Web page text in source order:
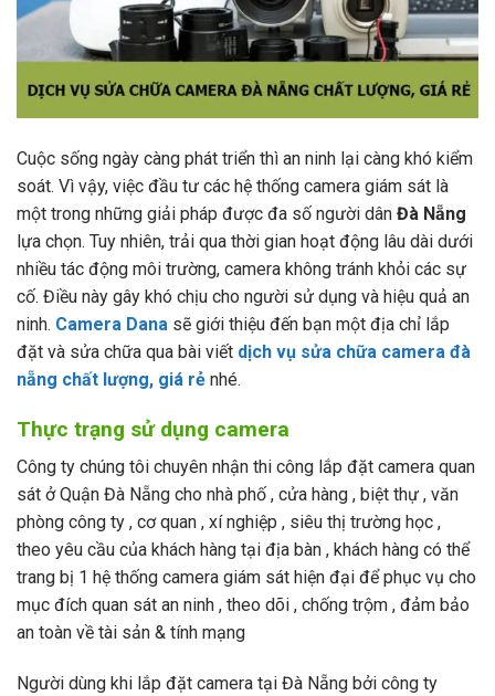
Cuộc sống ngày càng phát triển thì an ninh lại càng khó kiểm
soát. Vì vậy, việc đầu tư các hệ thống camera giám sát là
một trong những giải pháp được đa số người dân Đà Nẵng
lựa chọn. Tuy nhiên, trải qua thời gian hoạt động lâu dài dưới
nhiều tác động môi trường, camera không tránh khỏi các sự
cố. Điều này gây khó chịu cho người sử dụng và hiệu quả an
ninh. Camera Dana sẽ giới thiệu đến bạn một địa chỉ lắp
đặt và sửa chữa qua bài viết dịch vụ sửa chữa camera đà
nẵng chất lượng, giá rẻ nhé.
Thực trạng sử dụng camera
Công ty chúng tôi chuyên nhận thi công lắp đặt camera quan
sát ở Quận Đà Nẵng cho nhà phố , cửa hàng , biệt thự , văn
phòng công ty , cơ quan , xí nghiệp , siêu thị trường học ,
theo yêu cầu của khách hàng tại địa bàn , khách hàng có thể
trang bị 1 hệ thống camera giám sát hiện đại để phục vụ cho
mục đích quan sát an ninh , theo dõi , chống trộm , đảm bảo
an toàn về tài sản & tính mạng
Người dùng khi lắp đặt camera tại Đà Nẵng bởi công ty